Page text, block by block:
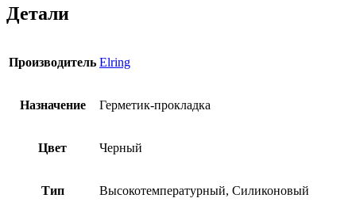
Детали
Производитель Elring
Назначение Герметик-прокладка
Цвет Черный
Тип Высокотемпературный, Силиконовый